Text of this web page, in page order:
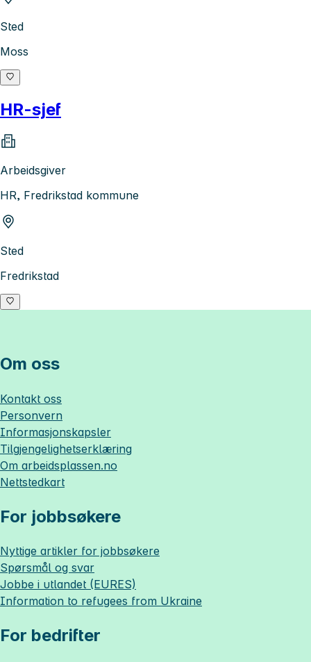
Sted
Moss
HR-sjef
Arbeidsgiver
HR, Fredrikstad kommune
Sted
Fredrikstad
Om oss
Kontakt oss
Personvern
Informasjonskapsler
Tilgjengelighetserklæring
Om arbeidsplassen.no
Nettstedkart
For jobbsøkere
Nyttige artikler for jobbsøkere
Spørsmål og svar
Jobbe i utlandet (EURES)
Information to refugees from Ukraine
For bedrifter